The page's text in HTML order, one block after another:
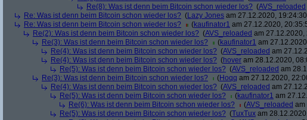
Re(8): Was ist denn beim Bitcoin schon wieder los? (AVS_reloaded
Re: Was ist denn beim Bitcoin schon wieder los? (Lazy Jones am 27.12.2020,
Re: Was ist denn beim Bitcoin schon wieder los?
(kaufinator1 am 27.12.2020,
Re(2): Was ist denn beim Bitcoin schon wieder los? (AVS_reloaded am 27.12.2020,
Re(3): Was ist denn beim Bitcoin schon wieder los?
(kaufinator1 am
Re(4): Was ist denn beim Bitcoin schon wieder los? (AVS_reloaded am
Re(4): Was ist denn beim Bitcoin schon wieder los? (hover am 28.12.2020,
Re(5): Was ist denn beim Bitcoin schon wieder los? (AVS_reloaded am
Re(3): Was ist denn beim Bitcoin schon wieder los?
(Hoqq am 27.12.2020,
Re(4): Was ist denn beim Bitcoin schon wieder los? (AVS_reloaded am
Re(5): Was ist denn beim Bitcoin schon wieder los?
(kaufinator1 am
Re(6): Was ist denn beim Bitcoin schon wieder los?
(AVS_reloaded am
Re(5): Was ist denn beim Bitcoin schon wieder los? (TuxTux am